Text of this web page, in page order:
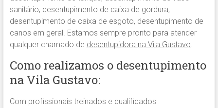
sanitário, desentupimento de caixa de gordura,
desentupimento de caixa de esgoto, desentupimento de
canos em geral. Estamos sempre pronto para atender
qualquer chamado de desentupidora na Vila Gustavo.
Como realizamos o desentupimento
na Vila Gustavo:
Com profissionais treinados e qualificados